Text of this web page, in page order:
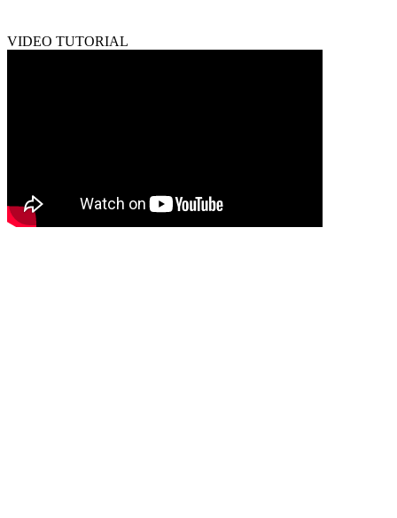
VIDEO TUTORIAL